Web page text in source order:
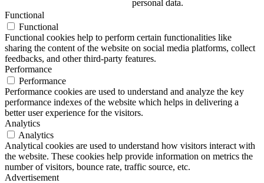
personal data.
Functional
Functional
Functional cookies help to perform certain functionalities like
sharing the content of the website on social media platforms, collect
feedbacks, and other third-party features.
Performance
Performance
Performance cookies are used to understand and analyze the key
performance indexes of the website which helps in delivering a
better user experience for the visitors.
Analytics
Analytics
Analytical cookies are used to understand how visitors interact with
the website. These cookies help provide information on metrics the
number of visitors, bounce rate, traffic source, etc.
Advertisement